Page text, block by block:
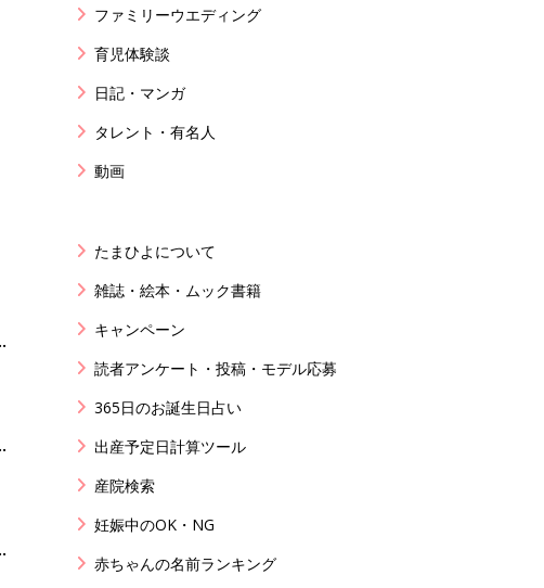
ファミリーウエディング
育児体験談
日記・マンガ
タレント・有名人
動画
たまひよについて
雑誌・絵本・ムック書籍
キャンペーン
読者アンケート・投稿・モデル応募
365日のお誕生日占い
出産予定日計算ツール
産院検索
妊娠中のOK・NG
赤ちゃんの名前ランキング